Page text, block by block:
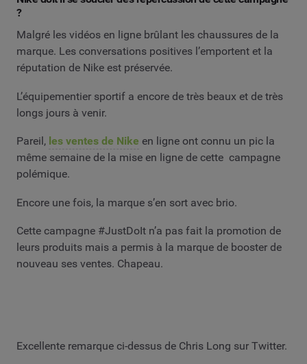
?
Malgré les vidéos en ligne brûlant les chaussures de la
marque. Les conversations positives l’emportent et la
réputation de Nike est préservée.
L’équipementier sportif a encore de très beaux et de très
longs jours à venir.
Pareil, les ventes de Nike en ligne ont connu un pic la
même semaine de la mise en ligne de cette campagne
polémique.
Encore une fois, la marque s’en sort avec brio.
Cette campagne #JustDoIt n’a pas fait la promotion de
leurs produits mais a permis à la marque de booster de
nouveau ses ventes. Chapeau.
Excellente remarque ci-dessus de Chris Long sur Twitter.